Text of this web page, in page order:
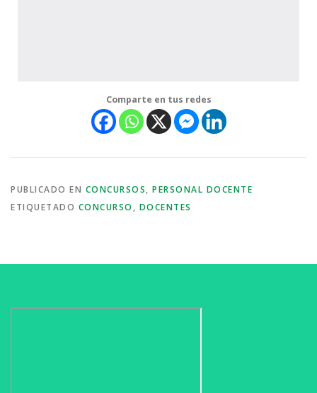
Comparte en tus redes
PUBLICADO EN CONCURSOS, PERSONAL DOCENTE
ETIQUETADO CONCURSO , DOCENTES